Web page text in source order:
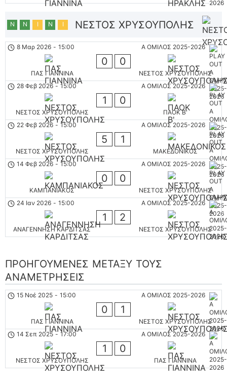
ΝΕΣΤΟΣ ΧΡΥΣΟΥΠΟΛΗΣ
Ν Ν Ι Ν Ι
Α ΟΜΙΛΟΣ 2025-2026
8 Μαρ 2026 - 15:00
ΠΑΣ ΓΙΑΝΝΙΝΑ
0 0
ΝΕΣΤΟΣ ΧΡΥΣΟΥΠΟΛΗΣ
Α ΟΜΙΛΟΣ 2025-2026
28 Φεβ 2026 - 15:00
ΝΕΣΤΟΣ ΧΡΥΣΟΥΠΟΛΗΣ
1 0
ΠΑΟΚ Β'
Α ΟΜΙΛΟΣ 2025-2026
22 Φεβ 2026 - 15:00
ΝΕΣΤΟΣ ΧΡΥΣΟΥΠΟΛΗΣ
5 1
ΜΑΚΕΔΟΝΙΚΟΣ
Α ΟΜΙΛΟΣ 2025-2026
14 Φεβ 2026 - 15:00
ΚΑΜΠΑΝΙΑΚΟΣ
0 0
ΝΕΣΤΟΣ ΧΡΥΣΟΥΠΟΛΗΣ
Α ΟΜΙΛΟΣ 2025-2026
24 Ιαν 2026 - 15:00
ΑΝΑΓΕΝΝΗΣΗ ΚΑΡΔΙΤΣΑΣ
1 2
ΝΕΣΤΟΣ ΧΡΥΣΟΥΠΟΛΗΣ
ΠΡΟΗΓΟΎΜΕΝΕΣ ΜΕΤΑΞΎ ΤΟΥΣ
ΑΝΑΜΕΤΡΉΣΕΙΣ
Α ΟΜΙΛΟΣ 2025-2026
15 Νοέ 2025 - 15:00
ΠΑΣ ΓΙΑΝΝΙΝΑ
0 1
ΝΕΣΤΟΣ ΧΡΥΣΟΥΠΟΛΗΣ
Α ΟΜΙΛΟΣ 2025-2026
14 Σεπ 2025 - 17:00
ΝΕΣΤΟΣ ΧΡΥΣΟΥΠΟΛΗΣ
1 0
ΠΑΣ ΓΙΑΝΝΙΝΑ